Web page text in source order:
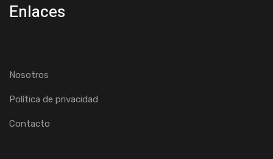
Enlaces
Nosotros
Política de privacidad
Contacto